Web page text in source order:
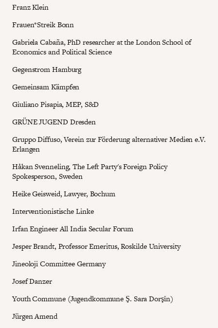
Franz Klein
Frauen*Streik Bonn
Gabriela Cabaña, PhD researcher at the London School of
Economics and Political Science
Gegenstrom Hamburg
Gemeinsam Kämpfen
Giuliano Pisapia, MEP, S&D
GRÜNE JUGEND Dresden
Gruppo Diffuso, Verein zur Förderung alternativer Medien e.V.
Erlangen
Håkan Svenneling, The Left Party's Foreign Policy
Spokesperson, Sweden
Heike Geisweid, Lawyer, Bochum
Interventionistische Linke
Irfan Engineer All India Secular Forum
Jesper Brandt, Professor Emeritus, Roskilde University
Jineoloji Committee Germany
Josef Danzer
Youth Commune (Jugendkommune Ş. Sara Dorşîn)
Jürgen Amend